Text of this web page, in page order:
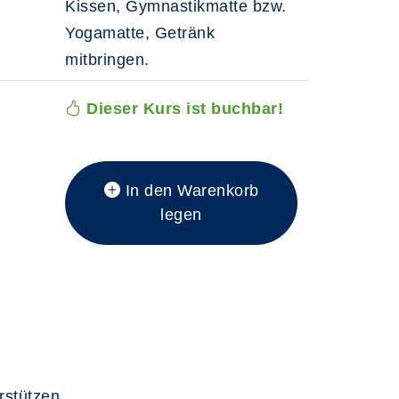
Kissen, Gymnastikmatte bzw.
Yogamatte, Getränk
mitbringen.
Dieser Kurs ist buchbar!
In den Warenkorb
legen